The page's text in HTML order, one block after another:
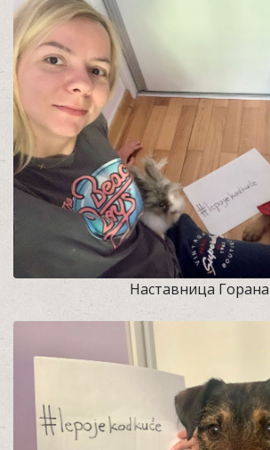
Наставница Горана